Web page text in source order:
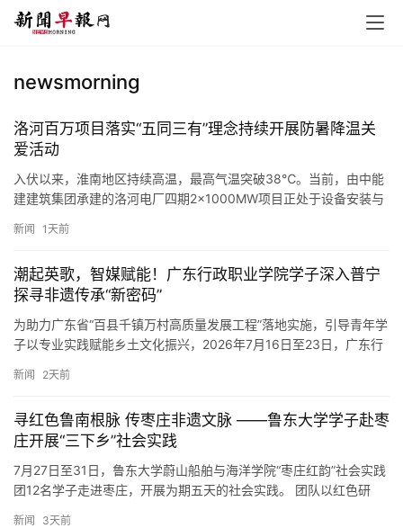
newsmorning
洛河百万项目落实“五同三有”理念持续开展防暑降温关
爱活动
入伏以来，淮南地区持续高温，最高气温突破38℃。当前，由中能
建建筑集团承建的洛河电厂四期2×1000MW项目正处于设备安装与
新闻 1天前
潮起英歌，智媒赋能！广东行政职业学院学子深入普宁
探寻非遗传承“新密码”
为助力广东省“百县千镇万村高质量发展工程”落地实施，引导青年学
子以专业实践赋能乡土文化振兴，2026年7月16日至23日，广东行
新闻 2天前
​寻红色鲁南根脉 传枣庄非遗文脉 ——鲁东大学学子赴枣
庄开展“三下乡”社会实践
7月27日至31日，鲁东大学蔚山船舶与海洋学院“枣庄红韵”社会实践
团12名学子走进枣庄，开展为期五天的社会实践。 团队以红色研
新闻 3天前